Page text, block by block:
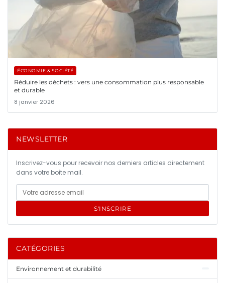
ÉCONOMIE & SOCIÉTÉ
Réduire les déchets : vers une consommation plus responsable
et durable
8 janvier 2026
NEWSLETTER
Inscrivez-vous pour recevoir nos derniers articles directement
dans votre boîte mail.
S'INSCRIRE
CATÉGORIES
Environnement et durabilité